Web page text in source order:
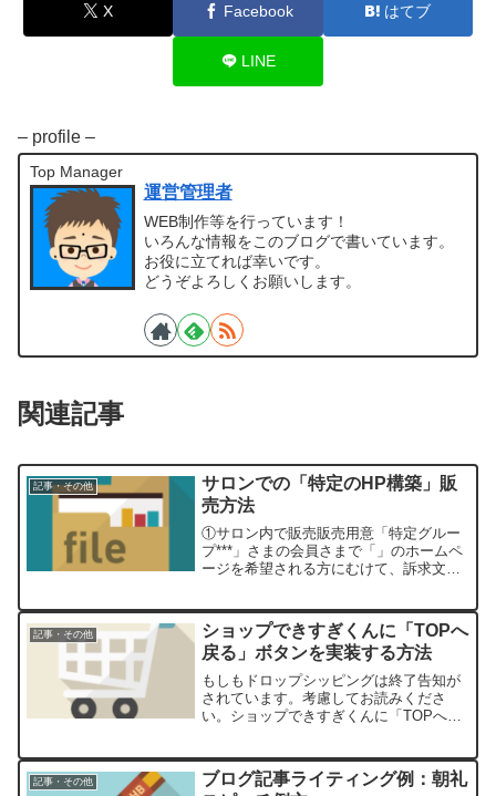
X Facebook はてブ
LINE
– profile –
Top Manager
運営管理者
WEB制作等を行っています！
いろんな情報をこのブログで書いています。
お役に立てれば幸いです。
どうぞよろしくお願いします。
関連記事
記事・その他
サロンでの「特定のHP構築」販
売方法
①サロン内で販売販売用意「特定グルー
プ***」さまの会員さまで「」のホームペ
ージを希望される方にむけて、訴求文・
作成には、サーバーとドメインが必要で
す。各自でご用意いた...
記事・その他
ショップできすぎくんに「TOPへ
戻る」ボタンを実装する方法
もしもドロップシッピングは終了告知が
されています。考慮してお読みくださ
い。ショップできすぎくんに「TOPへ戻
ルサーバーを契約している。独自ドメイ
ンを取得している。ショッ...
記事・その他
ブログ記事ライティング例：朝礼